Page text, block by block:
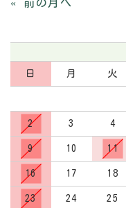
日 月 火
2 3 4
9 10 11
16 17 18
23 24 25